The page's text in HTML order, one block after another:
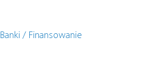
Banki / Finansowanie